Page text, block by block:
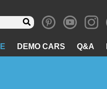
DEMO CARS Q&A